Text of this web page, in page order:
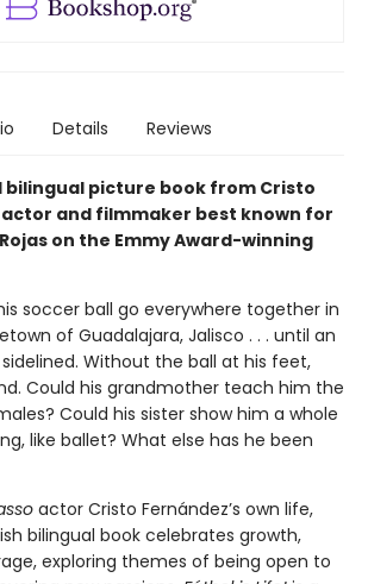
Details Reviews
bilingual picture book from Cristo
and filmmaker best known for
on the Emmy Award-winning
soccer ball go everywhere together in
of Guadalajara, Jalisco . . . until an
Without the ball at his feet,
Could his grandmother teach him the
Could his sister show him a whole
like ballet? What else has he been
actor Cristo Fernández’s own life,
bilingual book celebrates growth,
exploring themes of being open to